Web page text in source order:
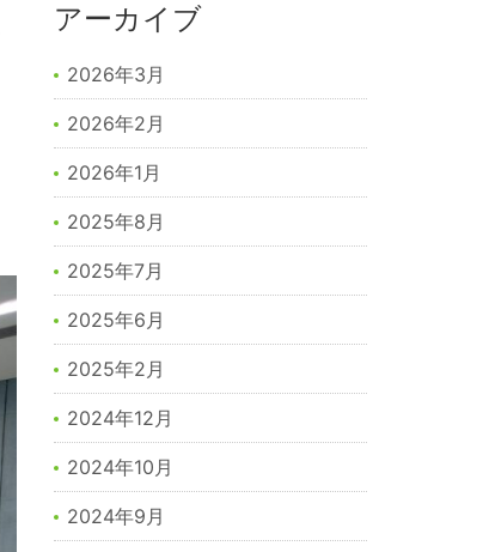
アーカイブ
2026年3月
2026年2月
2026年1月
2025年8月
2025年7月
2025年6月
2025年2月
2024年12月
2024年10月
2024年9月